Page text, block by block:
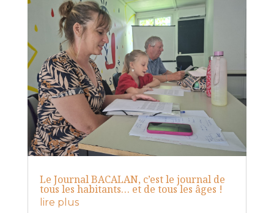
Le Journal BACALAN, c’est le journal de
tous les habitants… et de tous les âges !
lire plus